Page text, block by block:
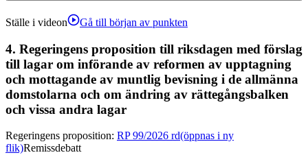
Ställe i videon Gå till början av punkten
4. Regeringens proposition till riksdagen med förslag
till lagar om införande av reformen av upptagning
och mottagande av muntlig bevisning i de allmänna
domstolarna och om ändring av rättegångsbalken
och vissa andra lagar
Regeringens proposition: RP 99/2026 rd(öppnas i ny
flik)Remissdebatt